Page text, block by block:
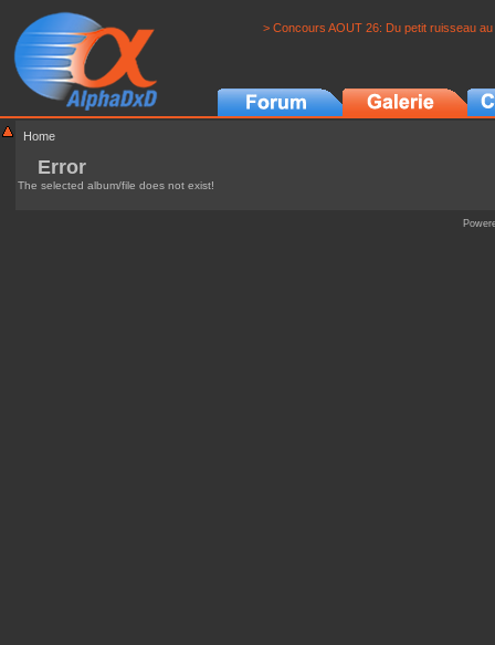
> Concours AOUT 26: Du petit ruisseau
Home
Error
The selected album/file does not exist!